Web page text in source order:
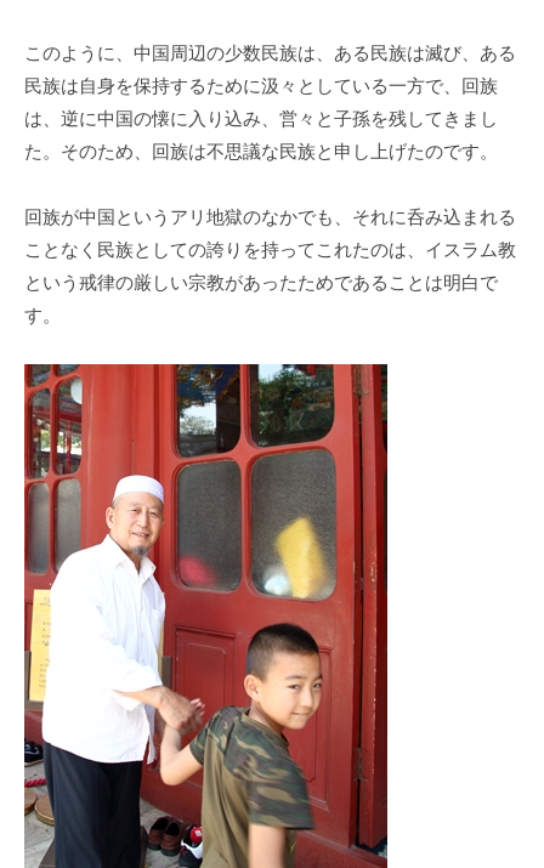
このように、中国周辺の少数民族は、ある民族は滅び、ある
民族は自身を保持するために汲々としている一方で、回族
は、逆に中国の懐に入り込み、営々と子孫を残してきまし
た。そのため、回族は不思議な民族と申し上げたのです。
回族が中国というアリ地獄のなかでも、それに呑み込まれる
ことなく民族としての誇りを持ってこれたのは、イスラム教
という戒律の厳しい宗教があったためであることは明白で
す。